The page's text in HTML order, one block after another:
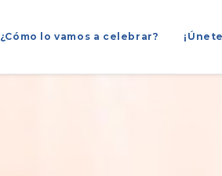
¿Cómo lo vamos a celebrar?